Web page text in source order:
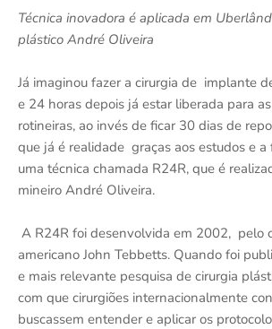
Técnica inovadora é aplicada em
plástico André Oliveira
Já imaginou fazer a cirurgia de implante
e 24 horas depois já estar liberada para
rotineiras, ao invés de ficar 30 dias de
que já é realidade graças aos estudos e a
uma técnica chamada R24R, que é
mineiro André Oliveira.
A R24R foi desenvolvida em 2002, pelo
americano John Tebbetts. Quando foi
e mais relevante pesquisa de cirurgia
com que cirurgiões internacionalmente
buscassem entender e aplicar os